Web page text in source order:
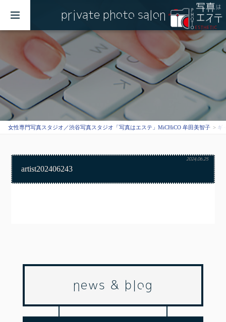
private photo salon
女性専門写真スタジオ／渋谷写真スタジオ「写真はエステ」MiCHiCO 牟田美智子 ギ
2024.06.25
artist202406243
news & blog